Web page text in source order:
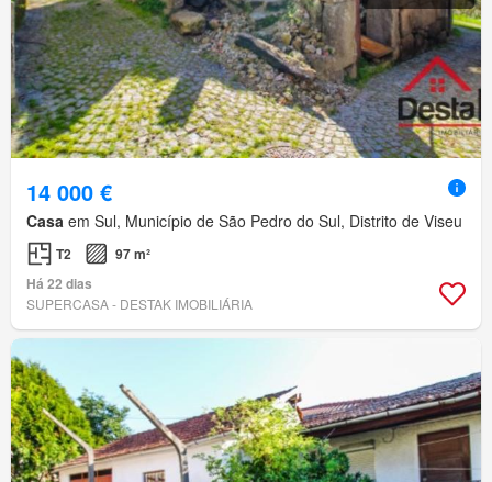
14 000 €
Casa em Sul, Município de São Pedro do Sul, Distrito de Viseu
T2
97 m²
Há 22 dias
SUPERCASA - DESTAK IMOBILIÁRIA